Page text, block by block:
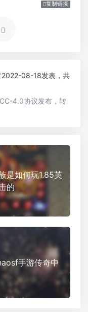
复制链接
2022-08-18发表，共
4.0协议发布，转
是如何玩1.85英
的
手游传奇中